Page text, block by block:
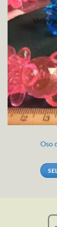
Oso